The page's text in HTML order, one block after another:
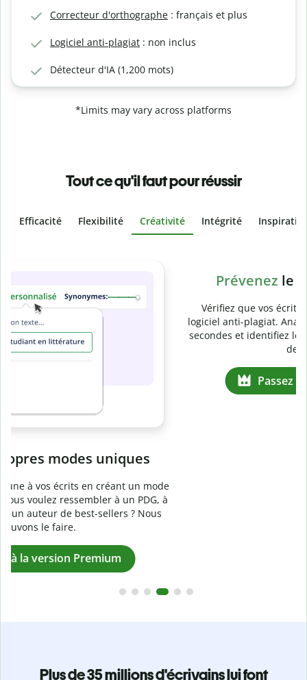
Correcteur d'orthographe : français et plus
Logiciel anti-plagiat : non inclus
Détecteur d'IA (1,200 mots)
*Limits may vary across platforms
Tout ce qu'il faut pour réussir
Efficacité Flexibilité Créativité Intégrité
Prévenezle plagiat involontaire
Vérifiez que vos écrits sont 100 % les vôtres grâce au
logiciel anti-plagiat. Analysez votre document en quelques
secondes et identifiez les citations manquantes dans plus
Passez à la version Premium
Plus de 35 millions d'écrivains lui font